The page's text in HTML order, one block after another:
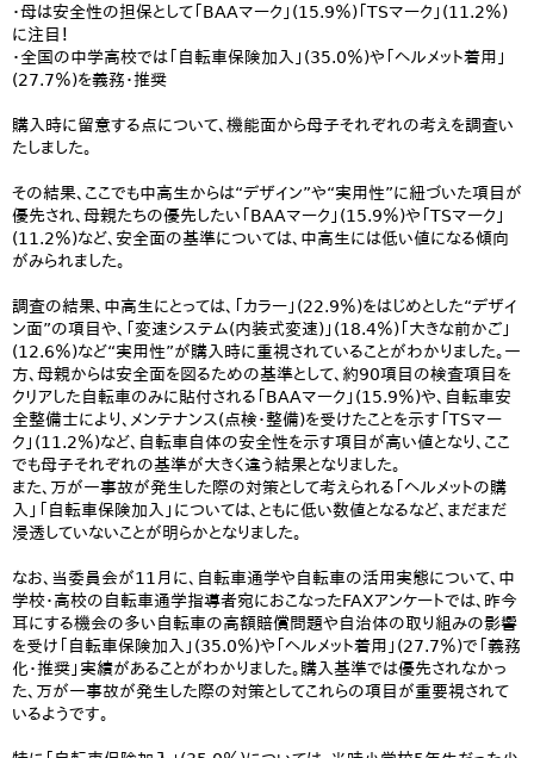
・母は安全性の担保として「BAAマーク」(15.9％)「TSマーク」(11.2％)
に注目！
・全国の中学高校では「自転車保険加入」(35.0％)や「ヘルメット着用」
(27.7％)を義務・推奨
購入時に留意する点について、機能面から母子それぞれの考えを調査い
たしました。
その結果、ここでも中高生からは“デザイン”や“実用性”に紐づいた項目が
優先され、母親たちの優先したい「BAAマーク」(15.9％)や「TSマーク」
(11.2％)など、安全面の基準については、中高生には低い値になる傾向
がみられました。
調査の結果、中高生にとっては、「カラー」(22.9％)をはじめとした“デザイ
ン面”の項目や、「変速システム(内装式変速)」(18.4％)「大きな前かご」
(12.6％)など“実用性”が購入時に重視されていることがわかりました。一
方、母親からは安全面を図るための基準として、約90項目の検査項目を
クリアした自転車のみに貼付される「BAAマーク」(15.9％)や、自転車安
全整備士により、メンテナンス(点検・整備)を受けたことを示す「TSマー
ク」(11.2％)など、自転車自体の安全性を示す項目が高い値となり、ここ
でも母子それぞれの基準が大きく違う結果となりました。
また、万が一事故が発生した際の対策として考えられる「ヘルメットの購
入」「自転車保険加入」については、ともに低い数値となるなど、まだまだ
浸透していないことが明らかとなりました。
なお、当委員会が11月に、自転車通学や自転車の活用実態について、中
学校・高校の自転車通学指導者宛におこなったFAXアンケートでは、昨今
耳にする機会の多い自転車の高額賠償問題や自治体の取り組みの影響
を受け「自転車保険加入」(35.0％)や「ヘルメット着用」(27.7％)で「義務
化・推奨」実績があることがわかりました。購入基準では優先されなかっ
た、万が一事故が発生した際の対策としてこれらの項目が重要視されて
いるようです。